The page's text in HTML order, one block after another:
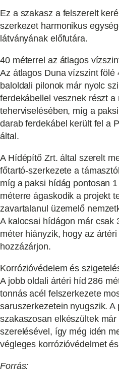
Ez a szakasz a felszerelt
szerkezet harmonikus
látványának előfutára.
40 méterrel az átlagos
Az átlagos Duna vízszint fölé
baloldali pilonok már nyolc
ferdekábellel vesznek részt a
teherviselésében, míg a
darab ferdekábel került fel a
által.
A Hídépítő Zrt. által szerelt
főtartó-szerkezete a
míg a paksi hídág pontosan
méterre ágaskodik a projekt
zavartalanul üzemelő
A kalocsai hídágon már csak
méter hiányzik, hogy az
hozzázárjon.
Korrózióvédelem és
A jobb oldali ártéri híd 286
tonnás acél felszerkezete
saruszerkezetein nyugszik.
szakaszosan elkészültek
szerelésével, így még idén
végleges korrózióvédelmet
Forrás: